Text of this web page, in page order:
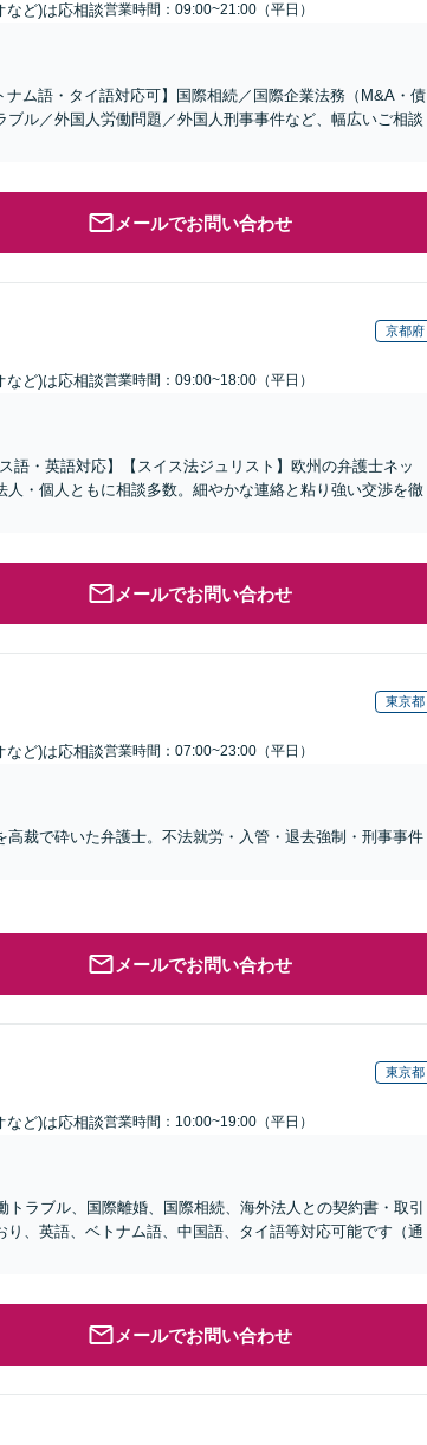
など)は応相談営業時間：09:00~21:00（平日）
ム語・タイ語対応可】国際相続／国際企業法務（M&A・債
ル／外国人労働問題／外国人刑事事件など、幅広いご相談
メールでお問い合わせ
京都府
など)は応相談営業時間：09:00~18:00（平日）
語・英語対応】【スイス法ジュリスト】欧州の弁護士ネッ
・個人ともに相談多数。細やかな連絡と粘り強い交渉を徹
メールでお問い合わせ
東京都
など)は応相談営業時間：07:00~23:00（平日）
高裁で砕いた弁護士。不法就労・入管・退去強制・刑事事件
メールでお問い合わせ
東京都
など)は応相談営業時間：10:00~19:00（平日）
ラブル、国際離婚、国際相続、海外法人との契約書・取引
、英語、ベトナム語、中国語、タイ語等対応可能です（通
メールでお問い合わせ